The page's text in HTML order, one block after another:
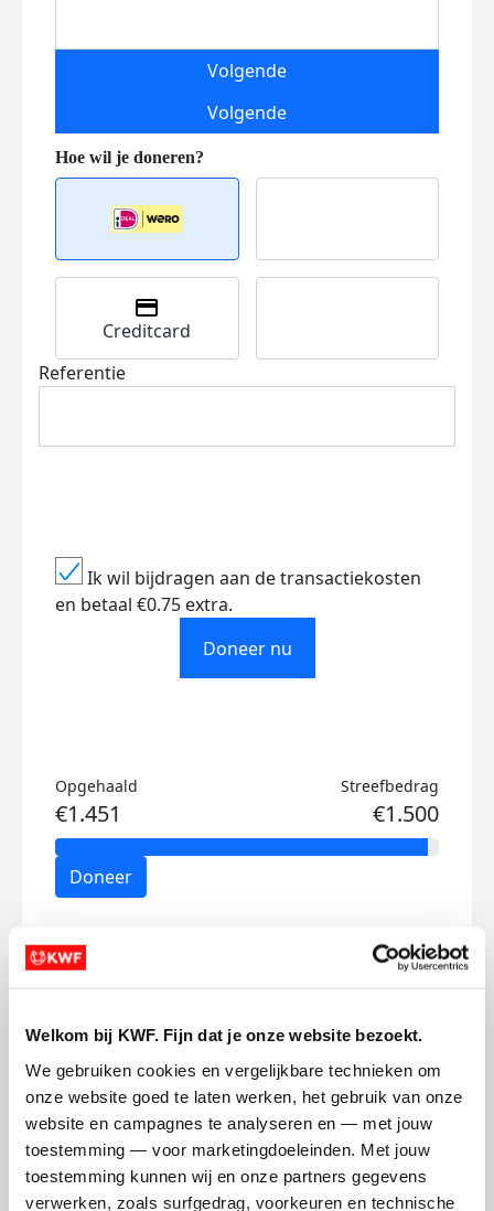
Welkom bij KWF. Fijn dat je onze website bezoekt.
We gebruiken cookies en vergelijkbare technieken om
onze website goed te laten werken, het gebruik van onze
website en campagnes te analyseren en — met jouw
toestemming — voor marketingdoeleinden. Met jouw
toestemming kunnen wij en onze partners gegevens
verwerken, zoals surfgedrag, voorkeuren en technische
Volgende
Volgende
Creditcard
Referentie
Ik wil bijdragen aan de transactiekosten
en betaal €0.75 extra.
Doneer nu
Opgehaald
€1.451
Streefbedrag
€1.500
Doneer